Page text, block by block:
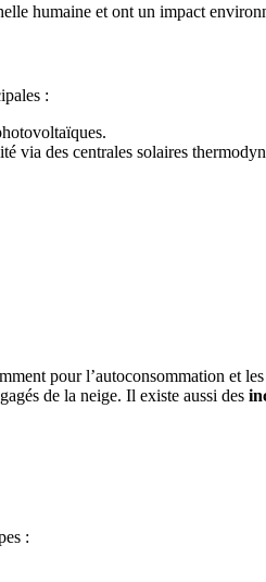
humaine et ont un impact
:
via des centrales solaires
pour l’autoconsommation et
de la neige. Il existe aussi des
: